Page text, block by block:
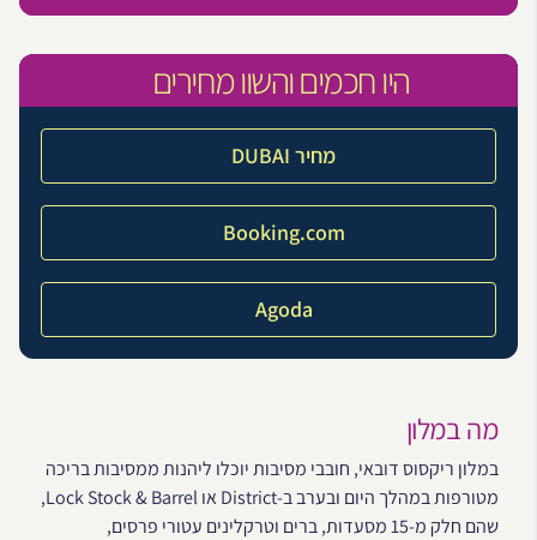
היו חכמים והשוו מחירים
מחיר DUBAI
Booking.com
Agoda
מה במלון
במלון ריקסוס דובאי, חובבי מסיבות יוכלו ליהנות ממסיבות בריכה
מטורפות במהלך היום ובערב ב-District או Lock Stock & Barrel,
שהם חלק מ-15 מסעדות, ברים וטרקלינים עטורי פרסים,